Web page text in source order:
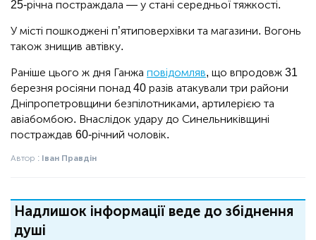
25-річна постраждала — у стані середньої тяжкості.
У місті пошкоджені п’ятиповерхівки та магазини. Вогонь
також знищив автівку.
Раніше цього ж дня Ганжа повідомляв, що впродовж 31
березня росіяни понад 40 разів атакували три райони
Дніпропетровщини безпілотниками, артилерією та
авіабомбою. Внаслідок удару до Синельниківщині
постраждав 60-річний чоловік.
Автор : Іван Правдін
Надлишок інформації веде до збіднення
душі